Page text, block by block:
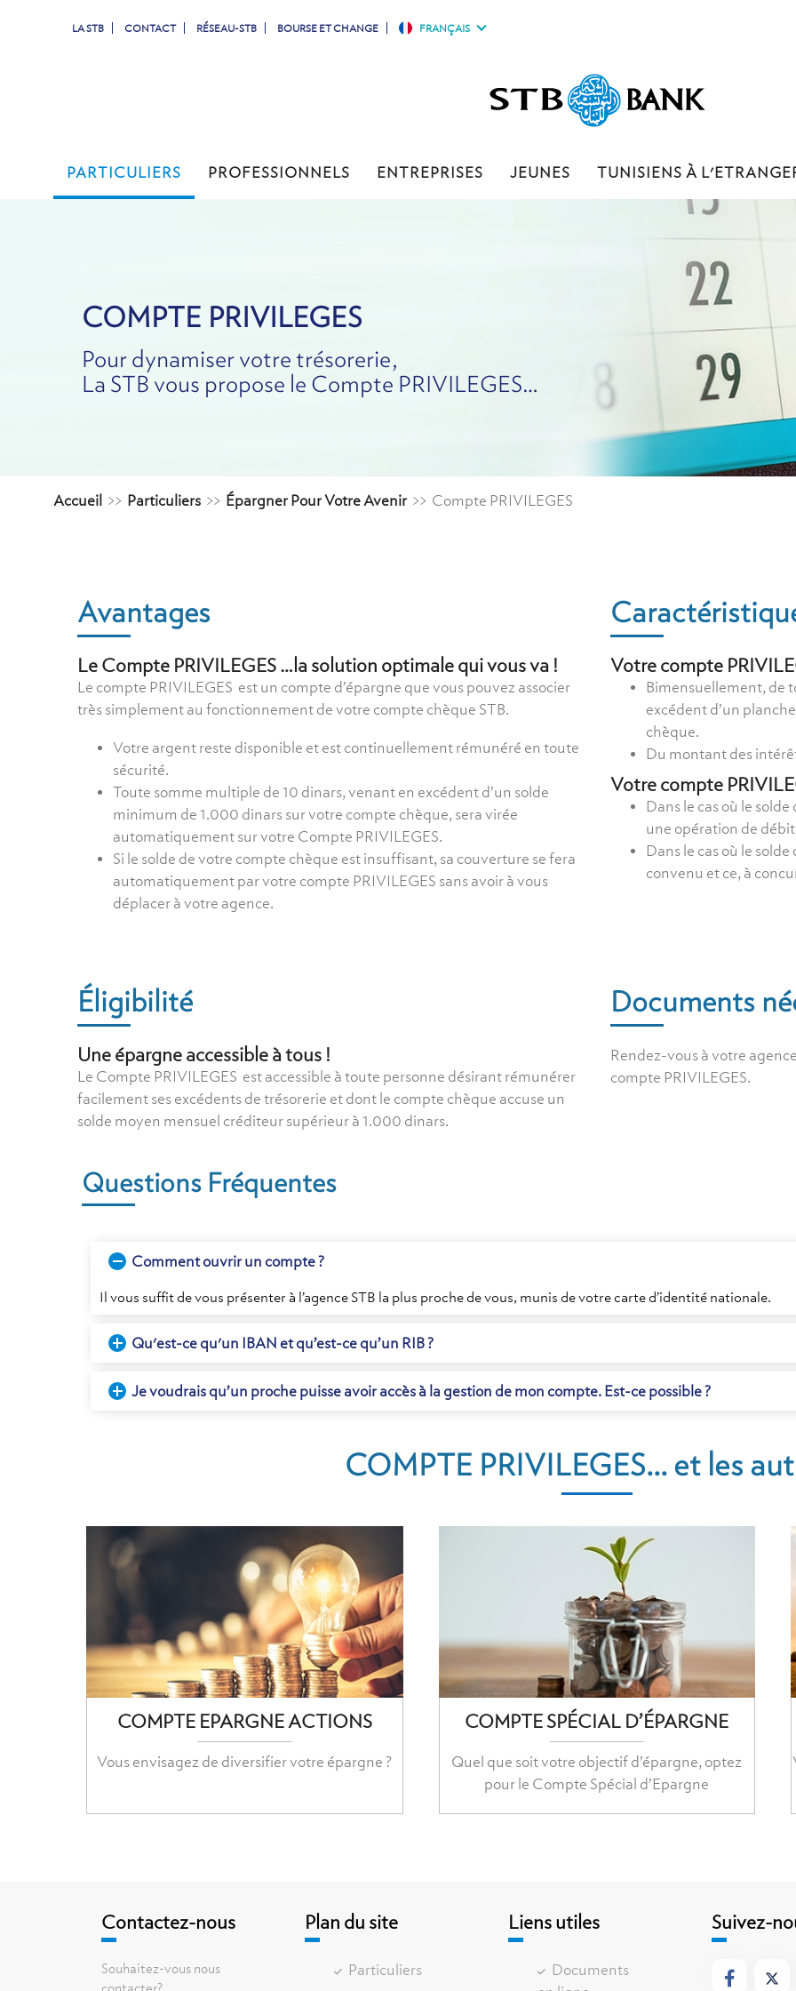
PARTICULIERS
TUNISIENS À L'ETRANGER
LA STB CONTACT RÉSEAU-STB BOURSE ET CHANGE FRANÇAIS
PARTICULIERS PROFESSIONNELS ENTREPRISES JEUNES TUNISIENS À
COMPTE PRIVILEGES
Pour dynamiser votre trésorerie,
La STB vous propose le Compte PRIVILEGES…
Accueil >> Particuliers >> Épargner Pour Votre Avenir >> Compte PRIVILEGES
Avantages
Le Compte PRIVILEGES …la solution optimale qui vous va !
Le compte PRIVILEGES est un compte d’épargne que vous pouvez associer
très simplement au fonctionnement de votre compte chèque STB.
Votre argent reste disponible et est continuellement rémunéré en toute
sécurité.
Toute somme multiple de 10 dinars, venant en excédent d’un solde
minimum de 1.000 dinars sur votre compte chèque, sera virée
automatiquement sur votre Compte PRIVILEGES.
Si le solde de votre compte chèque est insuffisant, sa couverture se fera
automatiquement par votre compte PRIVILEGES sans avoir à vous
déplacer à votre agence.
Votre compte
Bimensuellement, de
excédent d’un
chèque.
Du montant des
Votre compte
Dans le cas où le
une opération de
Dans le cas où le
convenu et ce, à
Éligibilité
Une épargne accessible à tous !
Le Compte PRIVILEGES est accessible à toute personne désirant rémunérer
facilement ses excédents de trésorerie et dont le compte chèque accuse un
solde moyen mensuel créditeur supérieur à 1.000 dinars.
Documents
Rendez-vous à votre
compte PRIVILEGES.
Questions Fréquentes
Comment ouvrir un compte ?
Il vous suffit de vous présenter à l’agence STB la plus proche de vous, munis de votre carte d’identité nationale.
Qu'est-ce qu'un IBAN et qu’est-ce qu’un RIB ?
Je voudrais qu’un proche puisse avoir accès à la gestion de mon compte. Est-ce possible ?
COMPTE PRIVILEGES... et les
COMPTE EPARGNE ACTIONS
Vous envisagez de diversifier votre épargne ?
COMPTE SPÉCIAL D’ÉPARGNE
Quel que soit votre objectif d’épargne, optez
pour le Compte Spécial d’Epargne
Contactez-nous
Souhaitez-vous nous
Plan du site
Particuliers
Liens utiles
Documents
Suivez-